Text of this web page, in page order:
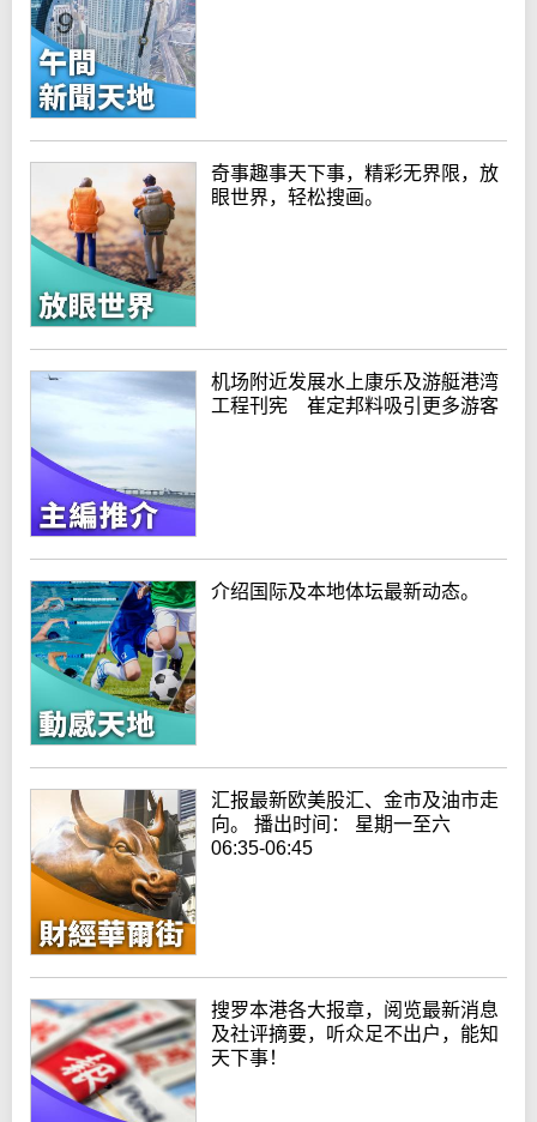
奇事趣事天下事，精彩无界限，放
眼世界，轻松搜画。
机场附近发展水上康乐及游艇港湾
工程刊宪 崔定邦料吸引更多游客
介绍国际及本地体坛最新动态。
汇报最新欧美股汇、金市及油市走
向。 播出时间： 星期一至六
06:35-06:45
搜罗本港各大报章，阅览最新消息
及社评摘要，听众足不出户，能知
天下事！